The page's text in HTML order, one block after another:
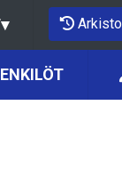
▾ Arkisto